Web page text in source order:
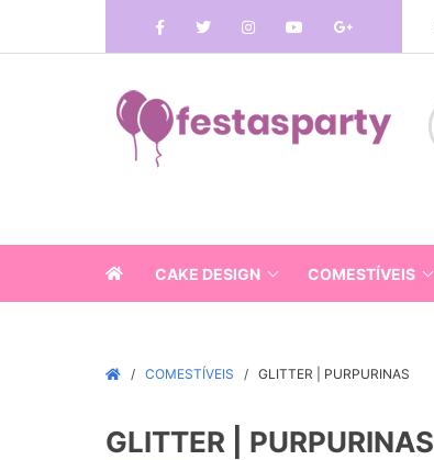
CAKE DESIGN COMESTÍVEIS
COMESTÍVEIS GLITTER | PURPURINAS
GLITTER | PURPURINAS